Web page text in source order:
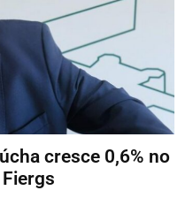
cresce 0,6% no